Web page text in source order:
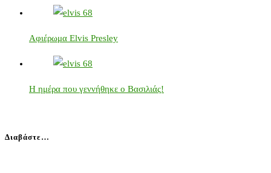
Αφιέρωμα Elvis Presley
Η ημέρα που γεννήθηκε ο Βασιλιάς!
Διαβάστε…